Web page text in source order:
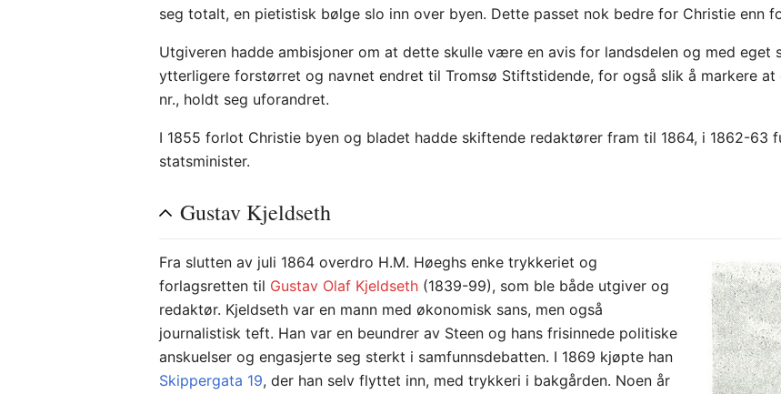
seg totalt, en pietistisk bølge slo inn over byen. Dette passet nok bedre for Christie enn
Utgiveren hadde ambisjoner om at dette skulle være en avis for landsdelen og med eget
ytterligere forstørret og navnet endret til Tromsø Stiftstidende, for også slik å markere at
nr., holdt seg uforandret.
I 1855 forlot Christie byen og bladet hadde skiftende redaktører fram til 1864, i 1862-63
statsminister.
Gustav Kjeldseth
Fra slutten av juli 1864 overdro H.M. Høeghs enke trykkeriet og
forlagsretten til Gustav Olaf Kjeldseth (1839-99), som ble både utgiver og
redaktør. Kjeldseth var en mann med økonomisk sans, men også
journalistisk teft. Han var en beundrer av Steen og hans frisinnede politiske
anskuelser og engasjerte seg sterkt i samfunnsdebatten. I 1869 kjøpte han
Skippergata 19, der han selv flyttet inn, med trykkeri i bakgården. Noen år